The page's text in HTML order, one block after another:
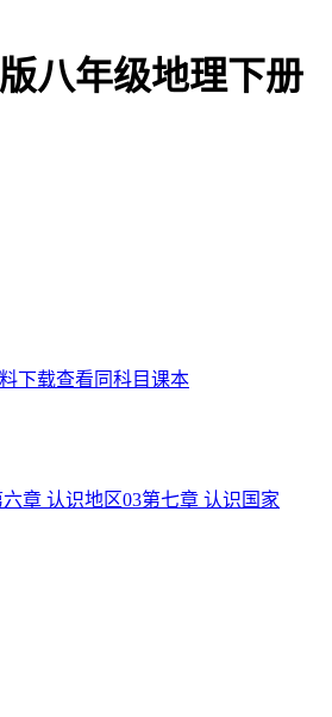
八年级地理下册
下载查看同科目课本
六章 认识地区03第七章 认识国家